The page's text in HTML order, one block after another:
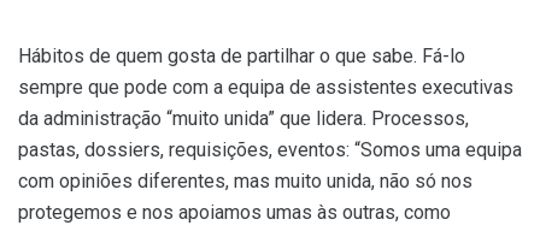
Hábitos de quem gosta de partilhar o que sabe. Fá-lo
sempre que pode com a equipa de assistentes executivas
da administração “muito unida” que lidera. Processos,
pastas, dossiers, requisições, eventos: “Somos uma equipa
com opiniões diferentes, mas muito unida, não só nos
protegemos e nos apoiamos umas às outras, como